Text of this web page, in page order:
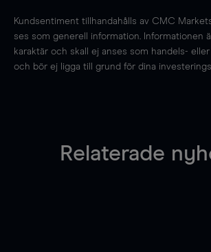
Kundsentiment tillhandahålls av CMC
ses som generell information. Informationen
karaktär och skall ej anses som handels-
och bör ej ligga till grund för dina
Relaterade